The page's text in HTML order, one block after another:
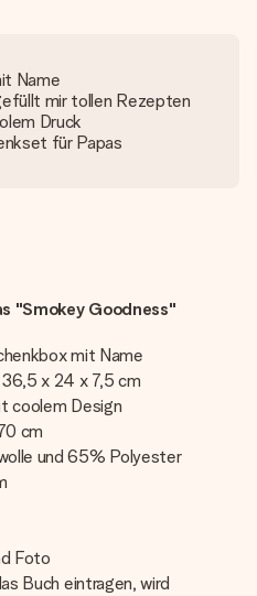
Name
mir tollen Rezepten
Druck
für Papas
"Smokey Goodness"
mit Name
x 24 x 7,5 cm
coolem Design
cm
und 65% Polyester
Foto
Buch eintragen, wird